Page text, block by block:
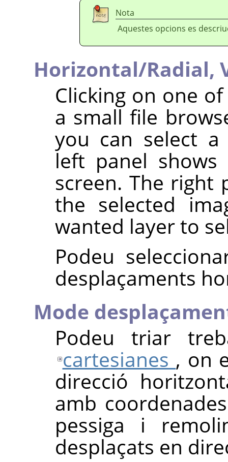
Nota
Aquestes opcions es
Horizontal/Radial,
Clicking on one
a small file
you can select
left panel
screen. The right
the selected
wanted layer to
Podeu
desplaçaments
Mode
Podeu triar
cartesianes , on
direcció
amb
pessiga i
desplaçats en